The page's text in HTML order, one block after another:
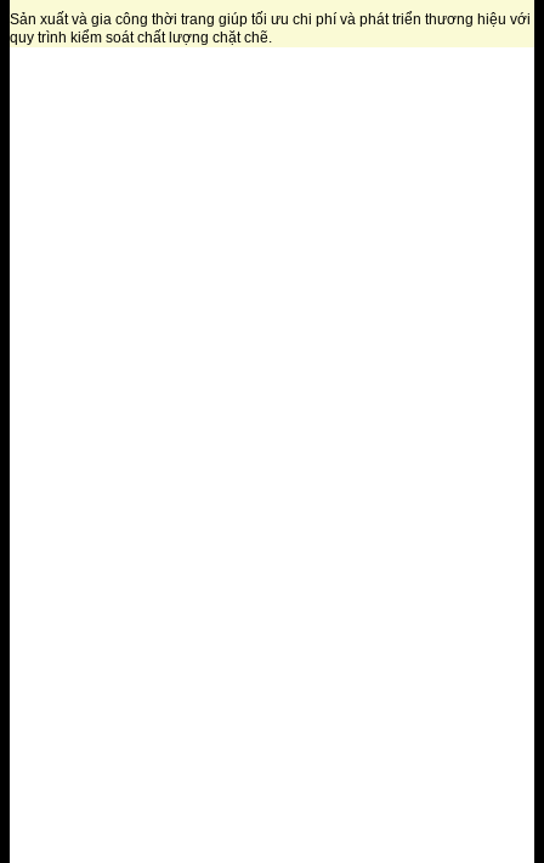
Sản xuất và gia công thời trang giúp tối ưu chi phí và phát triển thương hiệu với
quy trình kiểm soát chất lượng chặt chẽ.